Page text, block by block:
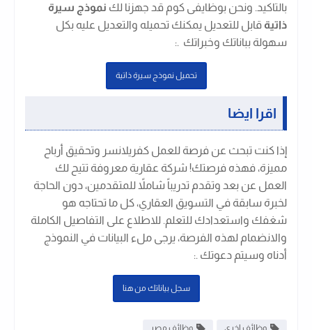
بالتاكيد. ونحن بوظايفى كوم قد جهزنا لك نموذج سيرة
ذاتية قابل للتعديل يمكنك تحميله والتعديل عليه بكل
سهولة بباناتك وخبراتك .:
تحميل نموذج سيرة ذاتية
اقرا ايضا
إذا كنت تبحث عن فرصة للعمل كفريلانسر وتحقيق أرباح
مميزة، فهذه فرصتك! شركة عقارية معروفة تتيح لك
العمل عن بعد وتقدم تدريباً شاملاً للمتقدمين، دون الحاجة
لخبرة سابقة في التسويق العقاري، كل ما تحتاجه هو
شغفك واستعدادك للتعلم. للاطلاع على التفاصيل الكاملة
والانضمام لهذه الفرصة، يرجى ملء البيانات في النموذج
أدناه وسيتم دعوتك .:
سجل بياناتك من هنا
وظائف اخرى وظائف مصر